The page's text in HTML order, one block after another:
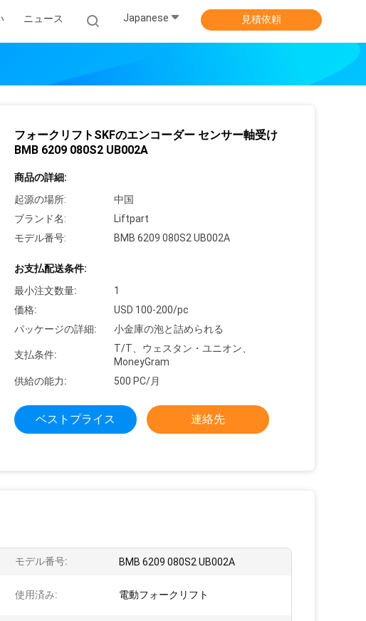
ニュース Japanese 見積依頼
フォークリフトSKFのエンコーダー センサー軸受け
BMB 6209 080S2 UB002A
商品の詳細:
起源の場所:
中国
ブランド名:
Liftpart
モデル番号:
BMB 6209 080S2 UB002A
お支払配送条件:
最小注文数量:
1
価格:
USD 100-200/pc
パッケージの詳細:
小金庫の泡と詰められる
支払条件:
T/T、ウェスタン・ユニオン、
MoneyGram
供給の能力:
500 PC/月
ベストプライス 連絡先
モデル番号: BMB 6209 080S2 UB002A
使用済み: 電動フォークリフト